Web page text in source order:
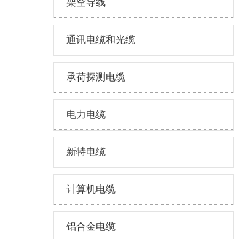
通讯电缆和光缆
承荷探测电缆
电力电缆
新特电缆
计算机电缆
铝合金电缆